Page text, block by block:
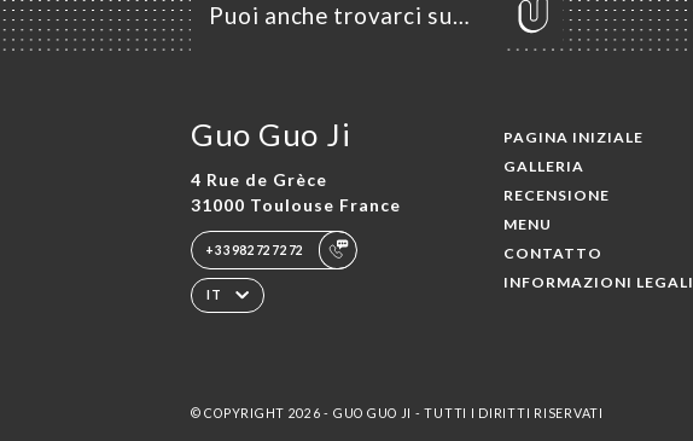
Puoi anche trovarci su…
Guo Guo Ji
4 Rue de Grèce
31000 Toulouse France
+33982727272
IT
PAGINA INIZIALE
GALLERIA
RECENSIONE
MENU
CONTATTO
INFORMAZIONI LEGALI
© COPYRIGHT 2026 - GUO GUO JI - TUTTI I DIRITTI RISERVATI